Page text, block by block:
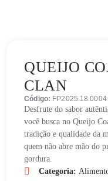
QUEIJO
CLAN
Código: FP2025.18.0004
Desfrute do sabor
você busca no Queijo
tradição e qualidade da
quem não abre mão do
gordura.
Categoria: